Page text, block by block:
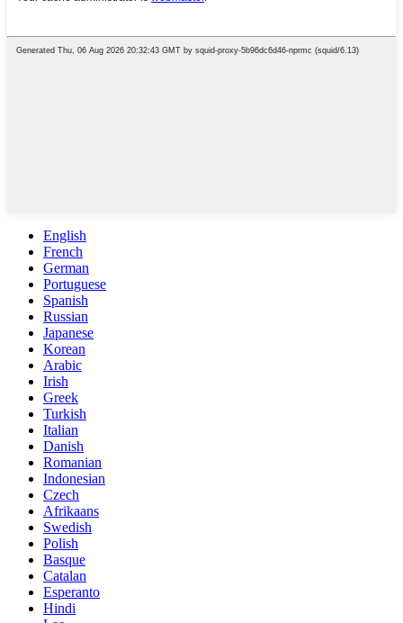
English
French
German
Portuguese
Spanish
Russian
Japanese
Korean
Arabic
Irish
Greek
Turkish
Italian
Danish
Romanian
Indonesian
Czech
Afrikaans
Swedish
Polish
Basque
Catalan
Esperanto
Hindi